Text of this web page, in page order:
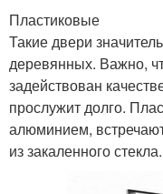
Пластиковые
Такие двери
деревянных. Важно,
задействован
прослужит долго.
алюминием,
из закаленного стекла.